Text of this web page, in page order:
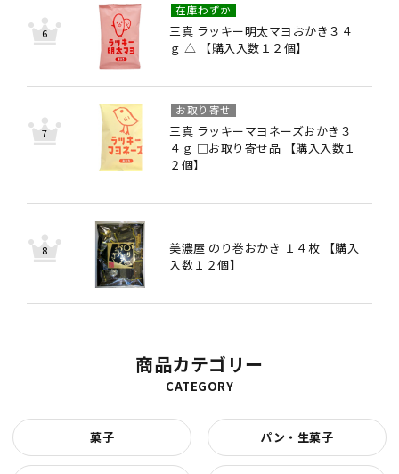
三真 ラッキー明太マヨおかき３４
ｇ △ 【購入入数１２個】
在庫わずか
三真 ラッキーマヨネーズおかき３
４ｇ □お取り寄せ品 【購入入数１
２個】
お取り寄せ
美濃屋 のり巻おかき １４枚 【購入
入数１２個】
商品カテゴリー
CATEGORY
菓子 パン・生菓子